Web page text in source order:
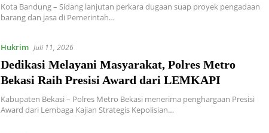
Kota Bandung – Sidang lanjutan perkara dugaan suap proyek pengadaan
barang dan jasa di Pemerintah…
Hukrim Juli 11, 2026
Dedikasi Melayani Masyarakat, Polres Metro
Bekasi Raih Presisi Award dari LEMKAPI
Kabupaten Bekasi – Polres Metro Bekasi menerima penghargaan Presisi
Award dari Lembaga Kajian Strategis Kepolisian…